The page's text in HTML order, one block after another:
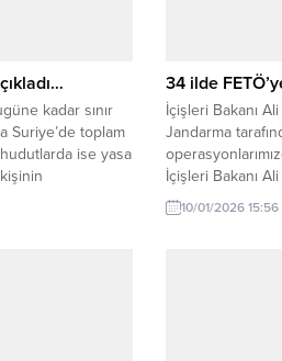
kadar sınır
Suriye’de toplam
ise yasa
(MSB),
2026 yılının
34 ilde
İçişleri Bakanı
Jandarma
İçişleri Bakanı
FETÖ’ye yönelik
devam eden
10/01/2026 15:56